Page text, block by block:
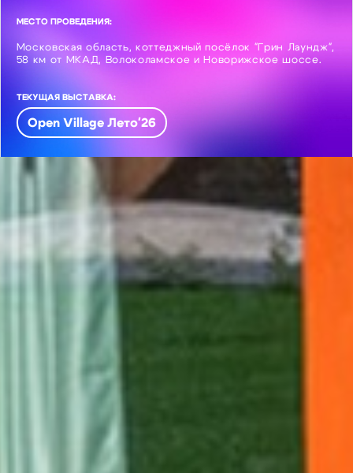
МЕСТО ПРОВЕДЕНИЯ:
Московская область, коттеджный посёлок "Грин Лаундж",
58 км от МКАД, Волоколамское и Новорижское шоссе.
ТЕКУЩАЯ ВЫСТАВКА:
Open Village Лето'26